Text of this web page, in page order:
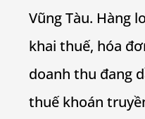
Vũng Tàu. Hàng
khai thuế, hóa
doanh thu đang
thuế khoán